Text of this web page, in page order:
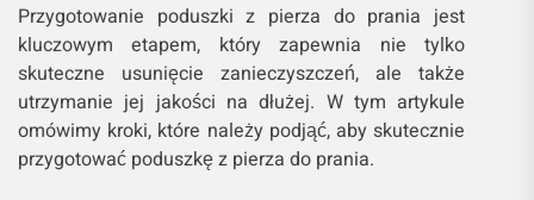
Przygotowanie poduszki z pierza do prania jest
kluczowym etapem, który zapewnia nie tylko
skuteczne usunięcie zanieczyszczeń, ale także
utrzymanie jej jakości na dłużej. W tym artykule
omówimy kroki, które należy podjąć, aby skutecznie
przygotować poduszkę z pierza do prania.